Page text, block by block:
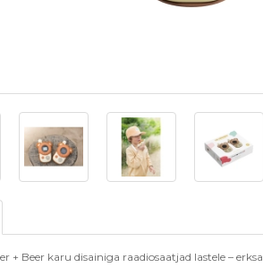
+ Beer karu disainiga raadiosaatjad lastele –